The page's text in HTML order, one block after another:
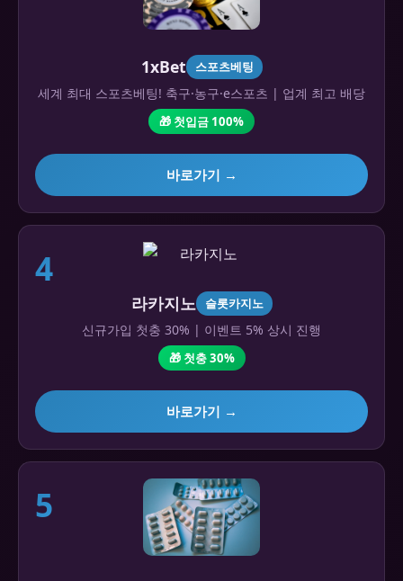
1xBet 스포츠베팅
세계 최대 스포츠베팅! 축구·농구·e스포츠 | 업계 최고 배당
🎁 첫입금 100%
바로가기 →
4
라카지노 슬롯카지노
신규가입 첫충 30% | 이벤트 5% 상시 진행
🎁 첫충 30%
바로가기 →
5